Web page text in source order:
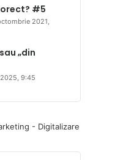
#5
2021,
„din
9:45